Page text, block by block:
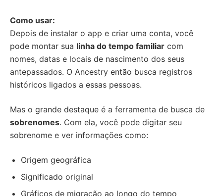
Como usar:
Depois de instalar o app e criar uma conta, você
pode montar sua linha do tempo familiar com
nomes, datas e locais de nascimento dos seus
antepassados. O Ancestry então busca registros
históricos ligados a essas pessoas.
Mas o grande destaque é a ferramenta de busca de
sobrenomes. Com ela, você pode digitar seu
sobrenome e ver informações como:
Origem geográfica
Significado original
Gráficos de migração ao longo do tempo